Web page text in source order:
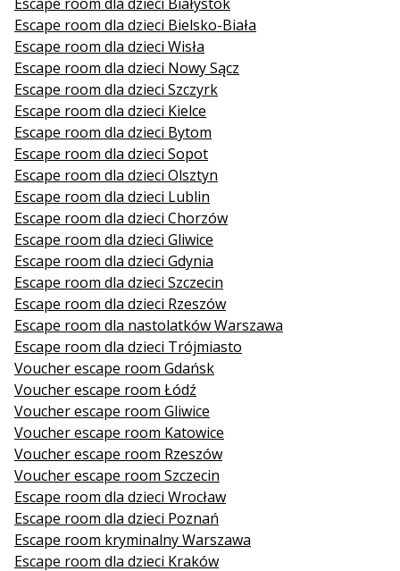
Escape room dla dzieci Bielsko-Biała
Escape room dla dzieci Wisła
Escape room dla dzieci Nowy Sącz
Escape room dla dzieci Szczyrk
Escape room dla dzieci Kielce
Escape room dla dzieci Bytom
Escape room dla dzieci Sopot
Escape room dla dzieci Olsztyn
Escape room dla dzieci Lublin
Escape room dla dzieci Chorzów
Escape room dla dzieci Gliwice
Escape room dla dzieci Gdynia
Escape room dla dzieci Szczecin
Escape room dla dzieci Rzeszów
Escape room dla nastolatków Warszawa
Escape room dla dzieci Trójmiasto
Voucher escape room Gdańsk
Voucher escape room Łódź
Voucher escape room Gliwice
Voucher escape room Katowice
Voucher escape room Rzeszów
Voucher escape room Szczecin
Escape room dla dzieci Wrocław
Escape room dla dzieci Poznań
Escape room kryminalny Warszawa
Escape room dla dzieci Kraków